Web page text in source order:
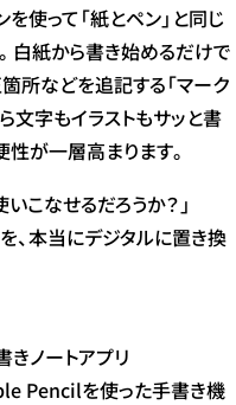
使って「紙とペン」と同じ
白紙から書き始めるだけで
所などを追記する「マーク
文字もイラストもサッと書
性が一層高まります。
こなせるだろうか？」
、本当にデジタルに置き換
ノートアプリ
Pencilを使った手書き機